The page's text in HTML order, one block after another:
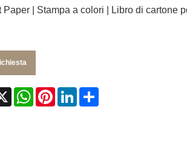
Paper | Stampa a colori | Libro di cartone
X WhatsApp
PinterestLinkedIn